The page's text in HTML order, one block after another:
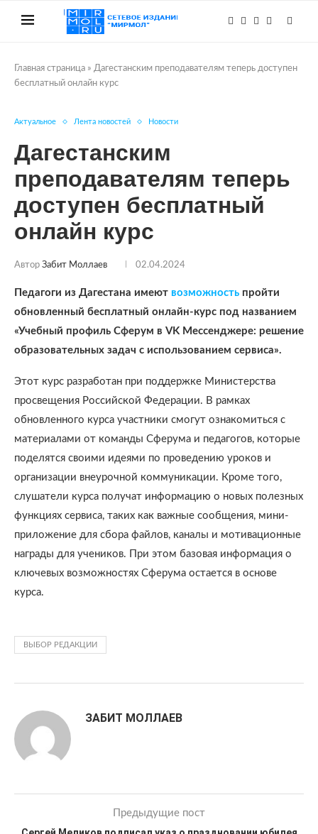
Главная страница » Дагестанским преподавателям теперь доступен
бесплатный онлайн курс
Актуальное Лента новостей Новости
Дагестанским
преподавателям теперь
доступен бесплатный
онлайн курс
Автор Забит Моллаев 02.04.2024
Педагоги из Дагестана имеют возможность пройти
обновленный бесплатный онлайн-курс под названием
«Учебный профиль Сферум в VK Мессенджере: решение
образовательных задач с использованием сервиса».
Этот курс разработан при поддержке Министерства
просвещения Российской Федерации. В рамках
обновленного курса участники смогут ознакомиться с
материалами от команды Сферума и педагогов, которые
поделятся своими идеями по проведению уроков и
организации внеурочной коммуникации. Кроме того,
слушатели курса получат информацию о новых полезных
функциях сервиса, таких как важные сообщения, мини-
приложение для сбора файлов, каналы и мотивационные
награды для учеников. При этом базовая информация о
ключевых возможностях Сферума остается в основе
курса.
ВЫБОР РЕДАКЦИИ
ЗАБИТ МОЛЛАЕВ
Предыдущие пост